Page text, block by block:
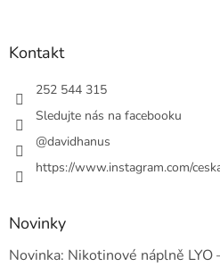
Kontakt
252 544 315
Sledujte nás na facebooku
@davidhanus
https://www.instagram.com/
Novinky
Novinka: Nikotinové náplně LYO